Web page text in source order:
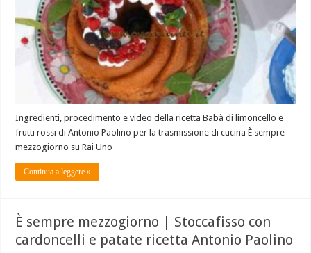
Ingredienti, procedimento e video della ricetta Babà di limoncello e
frutti rossi di Antonio Paolino per la trasmissione di cucina È sempre
mezzogiorno su Rai Uno
Continua a leggere »
È sempre mezzogiorno | Stoccafisso con
cardoncelli e patate ricetta Antonio Paolino